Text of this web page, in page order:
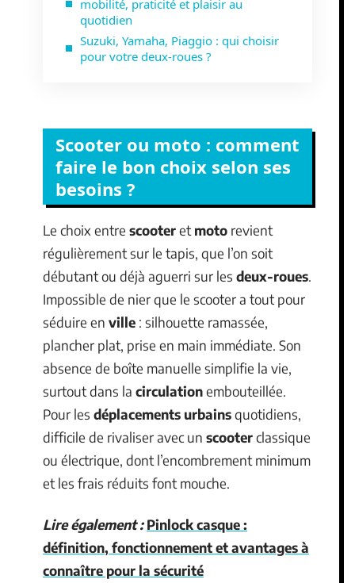
mobilité, praticité et plaisir au
quotidien
Suzuki, Yamaha, Piaggio : qui choisir
pour votre deux-roues ?
Scooter ou moto : comment
faire le bon choix selon ses
besoins ?
Le choix entre scooteret moto revient
régulièrement sur le tapis, que l’on soit
débutant ou déjà aguerri sur les deux-roues.
Impossible de nier que le scooter a tout pour
séduire en ville : silhouette ramassée,
plancher plat, prise en main immédiate. Son
absence de boîte manuelle simplifie la vie,
surtout dans la circulationembouteillée.
Pour les déplacements urbainsquotidiens,
difficile de rivaliser avec un scooterclassique
ou électrique, dont l’encombrement minimum
et les frais réduits font mouche.
Lire également : Pinlock casque :
définition, fonctionnement et avantages à
connaître pour la sécurité